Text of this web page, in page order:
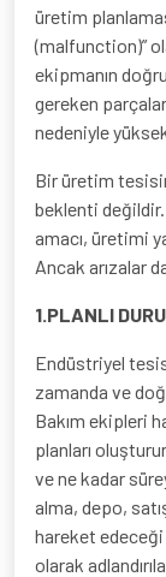
üretim
(malfunction)”
ekipmanın
gereken
nedeniyle
Bir üretim
beklenti
amacı, üretimi
Ancak arızalar
1.PLANLI
Endüstriyel
zamanda ve
Bakım ekipleri
planları
ve ne kadar
alma, depo,
hareket edeceği
olarak